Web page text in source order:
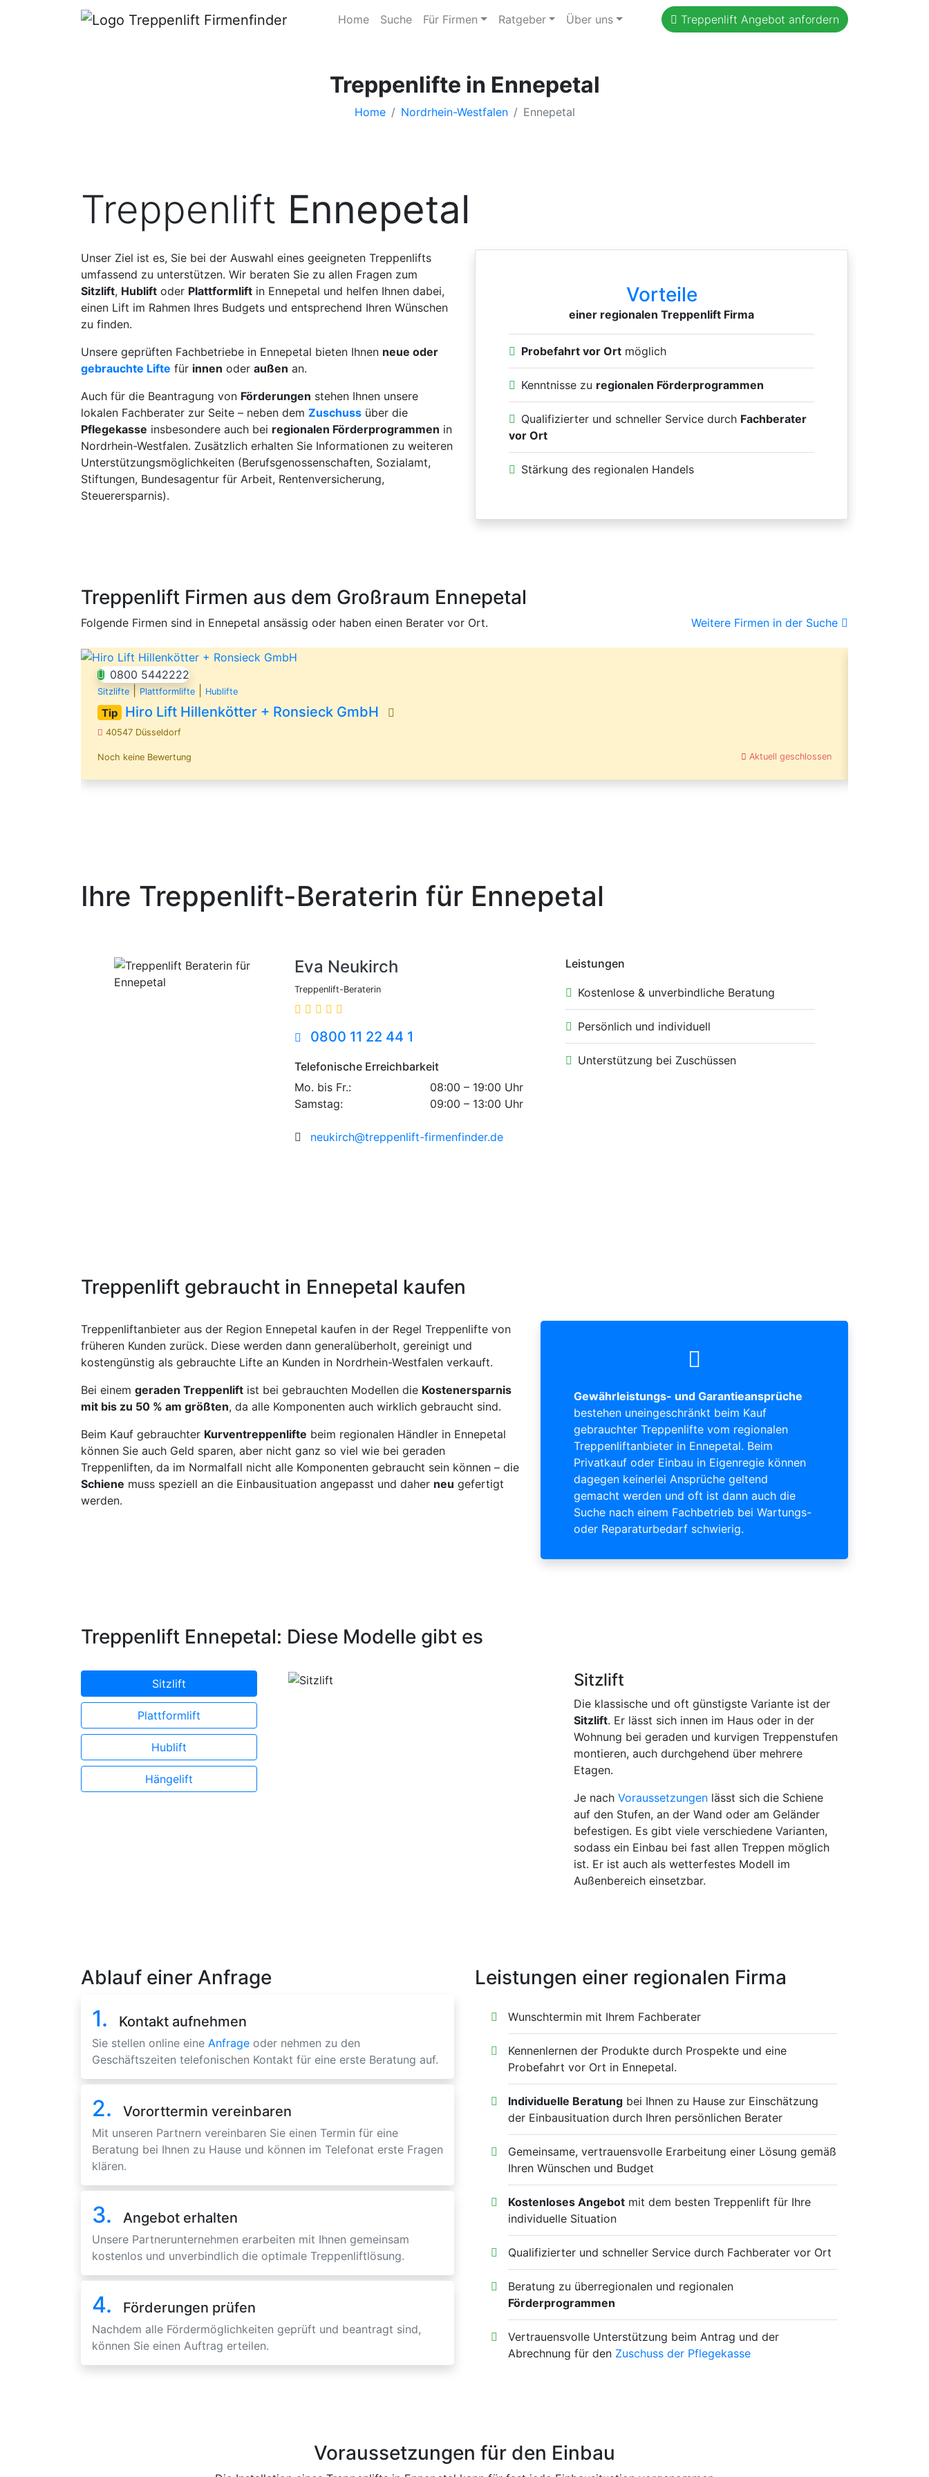
Home Suche Für Firmen Ratgeber Über uns Treppenlift Angebot anfordern
Treppenlifte in Ennepetal
Home Nordrhein-Westfalen Ennepetal
Treppenlift Ennepetal
Unser Ziel ist es, Sie bei der Auswahl eines geeigneten Treppenlifts
umfassend zu unterstützen. Wir beraten Sie zu allen Fragen zum
Sitzlift, Hublift oder Plattformlift in Ennepetal und helfen Ihnen dabei,
einen Lift im Rahmen Ihres Budgets und entsprechend Ihren Wünschen
zu finden.
Unsere geprüften Fachbetriebe in Ennepetal bieten Ihnen neue oder
gebrauchte Lifte für innen oder außen an.
Auch für die Beantragung von Förderungen stehen Ihnen unsere
lokalen Fachberater zur Seite – neben dem Zuschuss über die
Pflegekasse insbesondere auch bei regionalen Förderprogrammen in
Nordrhein-Westfalen. Zusätzlich erhalten Sie Informationen zu weiteren
Unterstützungsmöglichkeiten (Berufsgenossenschaften, Sozialamt,
Stiftungen, Bundesagentur für Arbeit, Rentenversicherung,
Steuerersparnis).
Vorteile
einer regionalen Treppenlift Firma
Probefahrt vor Ort möglich
Kenntnisse zu regionalen Förderprogrammen
Qualifizierter und schneller Service durch Fachberater
vor Ort
Stärkung des regionalen Handels
Treppenlift Firmen aus dem Großraum Ennepetal
Folgende Firmen sind in Ennepetal ansässig oder haben einen Berater vor Ort. Weitere Firmen in der Suche
0800 5442222
Sitzlifte Plattformlifte Hublifte
Tip Hiro Lift Hillenkötter + Ronsieck GmbH
40547 Düsseldorf
Noch keine Bewertung Aktuell geschlossen
Ihre Treppenlift-Beraterin für Ennepetal
Eva Neukirch
Treppenlift-Beraterin
0800 11 22 44 1
Telefonische Erreichbarkeit
Mo. bis Fr.:
08:00 – 19:00 Uhr
Samstag:
09:00 – 13:00 Uhr
neukirch@treppenlift-firmenfinder.de
Leistungen
Kostenlose & unverbindliche Beratung
Persönlich und individuell
Unterstützung bei Zuschüssen
Treppenlift gebraucht in Ennepetal kaufen
Treppenliftanbieter aus der Region Ennepetal kaufen in der Regel Treppenlifte von
früheren Kunden zurück. Diese werden dann generalüberholt, gereinigt und
kostengünstig als gebrauchte Lifte an Kunden in Nordrhein-Westfalen verkauft.
Bei einem geraden Treppenlift ist bei gebrauchten Modellen die Kostenersparnis
mit bis zu 50 % am größten, da alle Komponenten auch wirklich gebraucht sind.
Beim Kauf gebrauchter Kurventreppenlifte beim regionalen Händler in Ennepetal
können Sie auch Geld sparen, aber nicht ganz so viel wie bei geraden
Treppenliften, da im Normalfall nicht alle Komponenten gebraucht sein können – die
Schiene muss speziell an die Einbausituation angepasst und daher neu gefertigt
werden.
Gewährleistungs- und Garantieansprüche
bestehen uneingeschränkt beim Kauf
gebrauchter Treppenlifte vom regionalen
Treppenliftanbieter in Ennepetal. Beim
Privatkauf oder Einbau in Eigenregie können
dagegen keinerlei Ansprüche geltend
gemacht werden und oft ist dann auch die
Suche nach einem Fachbetrieb bei Wartungs-
oder Reparaturbedarf schwierig.
Treppenlift Ennepetal: Diese Modelle gibt es
Sitzlift
Plattformlift
Hublift
Hängelift
Sitzlift
Die klassische und oft günstigste Variante ist der
Sitzlift. Er lässt sich innen im Haus oder in der
Wohnung bei geraden und kurvigen Treppenstufen
montieren, auch durchgehend über mehrere
Etagen.
Je nach Voraussetzungenlässt sich die Schiene
auf den Stufen, an der Wand oder am Geländer
befestigen. Es gibt viele verschiedene Varianten,
sodass ein Einbau bei fast allen Treppen möglich
ist. Er ist auch als wetterfestes Modell im
Außenbereich einsetzbar.
Ablauf einer Anfrage
1. Kontakt aufnehmen
Sie stellen online eine Anfrage oder nehmen zu den
Geschäftszeiten telefonischen Kontakt für eine erste Beratung auf.
2. Vororttermin vereinbaren
Mit unseren Partnern vereinbaren Sie einen Termin für eine
Beratung bei Ihnen zu Hause und können im Telefonat erste Fragen
klären.
3. Angebot erhalten
Unsere Partnerunternehmen erarbeiten mit Ihnen gemeinsam
kostenlos und unverbindlich die optimale Treppenliftlösung.
4. Förderungen prüfen
Nachdem alle Fördermöglichkeiten geprüft und beantragt sind,
können Sie einen Auftrag erteilen.
Leistungen einer regionalen Firma
Wunschtermin mit Ihrem Fachberater
Kennenlernen der Produkte durch Prospekte und eine
Probefahrt vor Ort in Ennepetal.
Individuelle Beratung bei Ihnen zu Hause zur Einschätzung
der Einbausituation durch Ihren persönlichen Berater
Gemeinsame, vertrauensvolle Erarbeitung einer Lösung gemäß
Ihren Wünschen und Budget
Kostenloses Angebot mit dem besten Treppenlift für Ihre
individuelle Situation
Qualifizierter und schneller Service durch Fachberater vor Ort
Beratung zu überregionalen und regionalen
Förderprogrammen
Vertrauensvolle Unterstützung beim Antrag und der
Abrechnung für den Zuschuss der Pflegekasse
Voraussetzungen für den Einbau